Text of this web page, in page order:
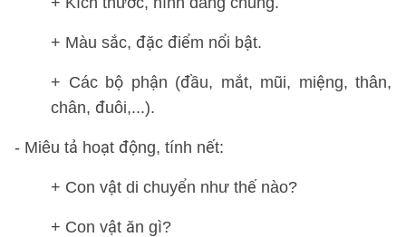
+ Màu sắc, đặc điểm nổi bật.
+ Các bộ phận (đầu, mắt, mũi, miệng, thân,
chân, đuôi,...).
- Miêu tả hoạt động, tính nết:
+ Con vật di chuyển như thế nào?
+ Con vật ăn gì?